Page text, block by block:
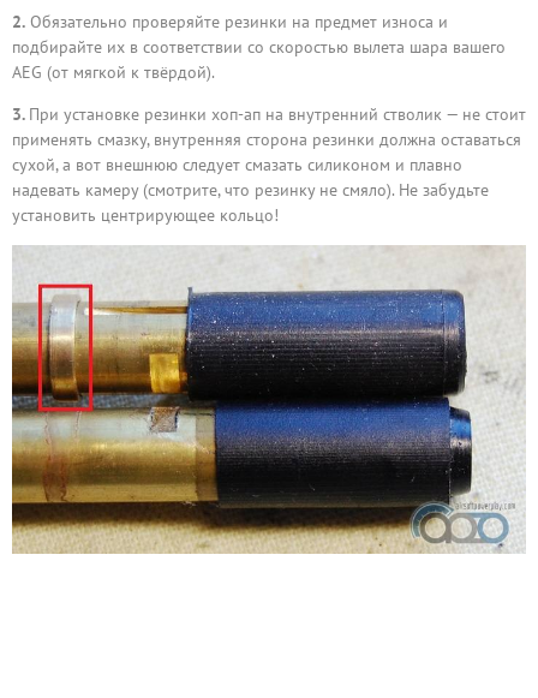
2. Обязательно проверяйте резинки на предмет износа и
подбирайте их в соответствии со скоростью вылета шара вашего
AEG (от мягкой к твёрдой).
3. При установке резинки хоп-ап на внутренний стволик — не стоит
применять смазку, внутренняя сторона резинки должна оставаться
сухой, а вот внешнюю следует смазать силиконом и плавно
надевать камеру (смотрите, что резинку не смяло). Не забудьте
установить центрирующее кольцо!